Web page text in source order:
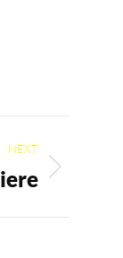
NEXT